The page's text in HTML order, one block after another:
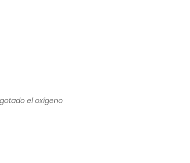
el oxígeno